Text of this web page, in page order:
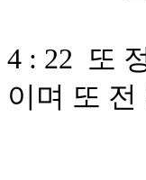
4 : 22 또
이며 또